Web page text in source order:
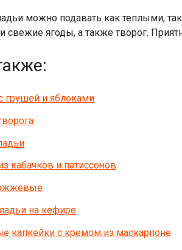
можно подавать как теплыми,
свежие ягоды, а также творог.
грушей и яблоками
кабачков и патиссонов
на кефире
капкейки с кремом из маскарпоне